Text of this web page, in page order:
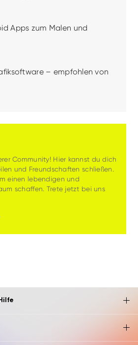
Apps zum Malen und
– empfohlen von
Community! Hier kannst du dich
und Freundschaften schließen.
einen lebendigen und
schaffen. Trete jetzt bei uns